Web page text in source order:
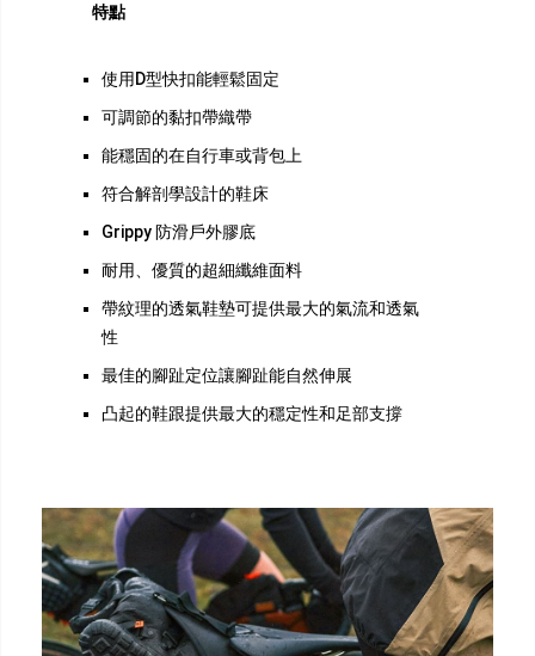
特點
使用D型快扣能輕鬆固定
可調節的黏扣帶織帶
能穩固的在自行車或背包上
符合解剖學設計的鞋床
Grippy 防滑戶外膠底
耐用、優質的超細纖維面料
帶紋理的透氣鞋墊可提供最大的氣流和透氣
性
最佳的腳趾定位讓腳趾能自然伸展
凸起的鞋跟提供最大的穩定性和足部支撐